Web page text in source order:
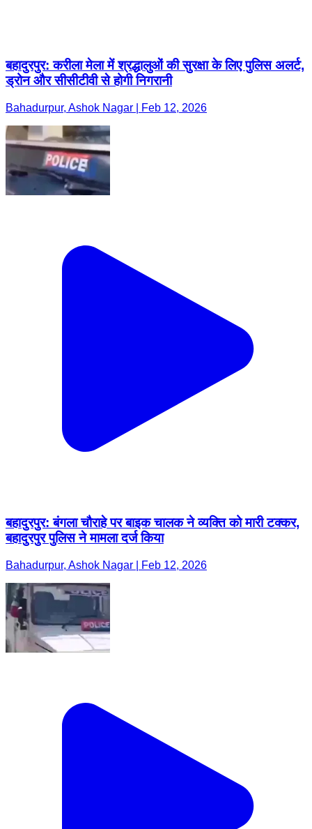
बहादुरपुर: करीला मेला में श्रद्धालुओं की सुरक्षा के लिए पुलिस अलर्ट,
ड्रोन और सीसीटीवी से होगी निगरानी
Bahadurpur, Ashok Nagar | Feb 12, 2026
बहादुरपुर: बंगला चौराहे पर बाइक चालक ने व्यक्ति को मारी टक्कर,
बहादुरपुर पुलिस ने मामला दर्ज किया
Bahadurpur, Ashok Nagar | Feb 12, 2026